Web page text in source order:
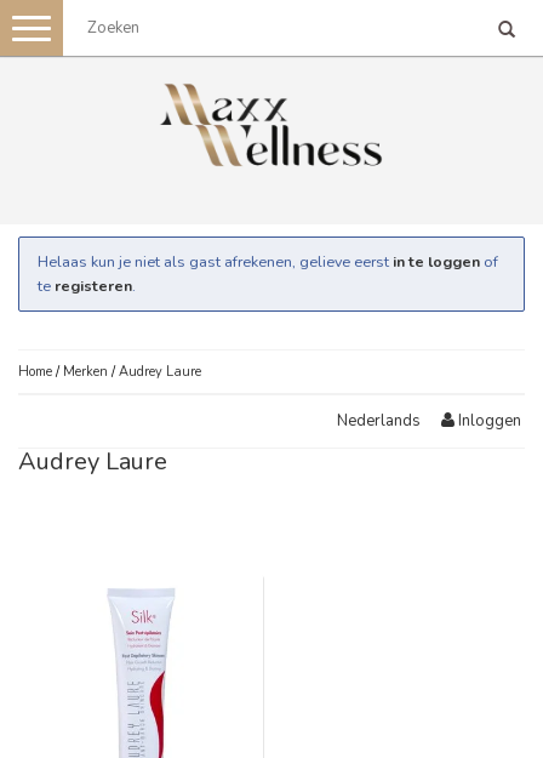
Toggle
navigation
Helaas kun je niet als gast afrekenen, gelieve eerst in te loggen of
te registeren.
Home / Merken /Audrey Laure
Nederlands Inloggen
Audrey Laure